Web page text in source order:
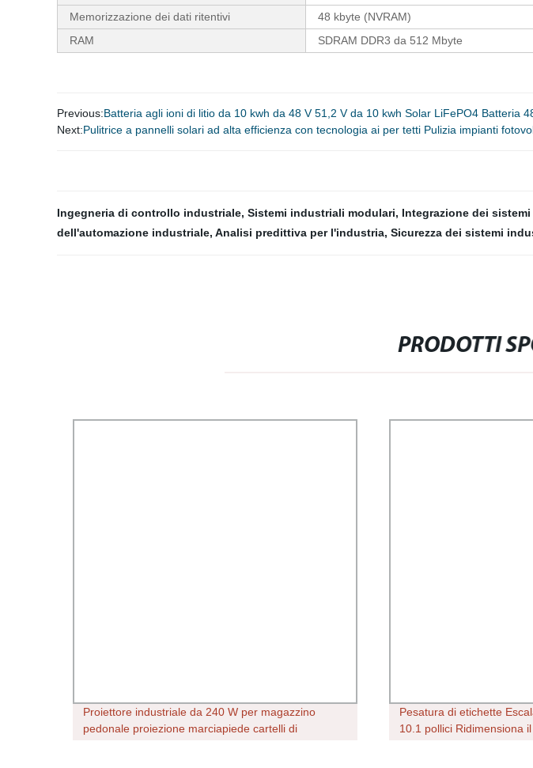
Memorizzazione dei dati ritentivi
48 kbyte (NVRAM)
RAM
SDRAM DDR3 da 512 Mbyte
Previous:Batteria agli ioni di litio da 10 kwh da 48 V 51,2 V da 10 kwh Solar LiFePO4 Batteria
Next:Pulitrice a pannelli solari ad alta efficienza con tecnologia ai per tetti Pulizia impianti
Ingegneria di controllo industriale, Sistemi industriali modulari, Integrazione dei
dell'automazione industriale, Analisi predittiva per l'industria, Sicurezza dei sistemi
PRODOTTI
Proiettore industriale da 240 W per magazzino
pedonale proiezione marciapiede cartelli di
Pesatura di etichette
10.1 pollici Ridimensiona